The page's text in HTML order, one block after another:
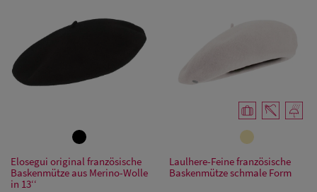
Schutz Caps
Damen
Bandana Caps
Sonnenschilder
& Visoren
Damen
Elosegui original französische
Baskenmütze aus Merino-Wolle
in 13‘‘
Laulhere-Feine französische
Baskenmütze schmale Form